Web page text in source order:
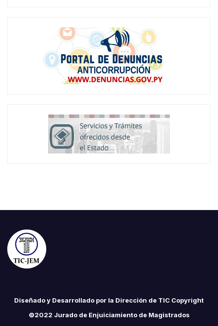
Diseñado y Desarrollado por la Dirección de TIC Copyright
©2022 Jurado de Enjuiciamiento de Magistrados